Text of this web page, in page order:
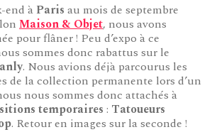
end à Paris au mois de septembre
Maison & Objet, nous avons
pour flâner ! Peu d’expo à ce
sommes donc rabattus sur le
. Nous avions déjà parcourus les
de la collection permanente lors d’un
nous sommes donc attachés à
temporaires : Tatoueurs
. Retour en images sur la seconde !